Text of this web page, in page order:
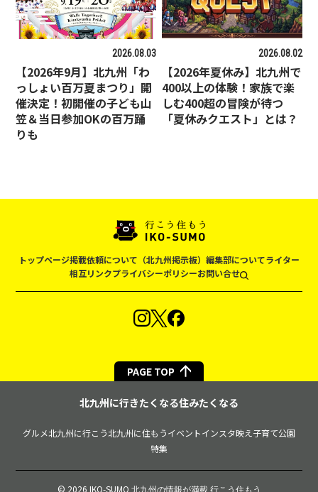
2026.08.03
【2026年9月】北九州「わ
っしょい百万夏まつり」開
催決定！初開催の子ども山
笠＆当日参加OKの百万踊
りも
2026.08.02
【2026年夏休み】北九州で
400以上の体験！家族で楽
しむ400超の冒険が待つ
「夏休みクエスト」とは？
トップページ掲載依頼について（北九州掲示板） 編集部についてライター
相互リンクプライバシーポリシーお問い合せ
PAGE TOP
北九州に行きたくなる住みたくなる
グルメ北九州に行こう北九州に住もうイベントインスタ映え 子育て公園
特集
© 2026 IKO-SUMO 北九州の情報が満載 行こう住もう